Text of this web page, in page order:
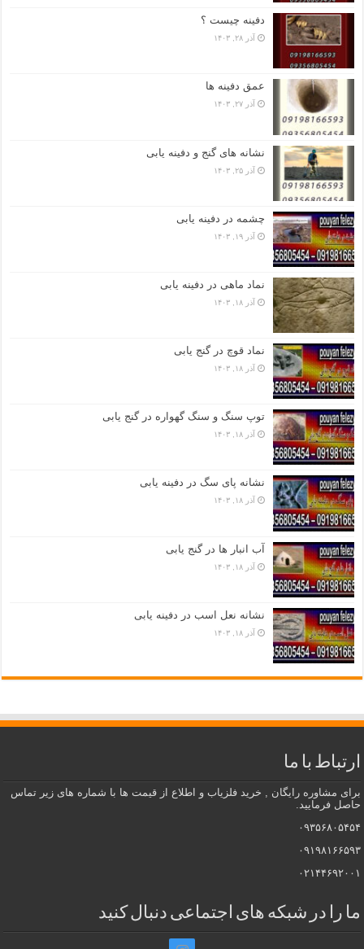
دفینه چیست ؟
آذر ۲۸, ۱۴۰۳
عمق دفینه ها
آذر ۲۷, ۱۴۰۳
نشانه های گنج و دفینه یابی
آذر ۲۵, ۱۴۰۳
چشمه در دفینه یابی
آذر ۱۹, ۱۴۰۳
نماد ماهی در دفینه یابی
آذر ۱۸, ۱۴۰۳
نماد قوچ در گنج یابی
آذر ۱۸, ۱۴۰۳
توپ سنگ و سنگ گهواره در گنج یابی
آذر ۱۸, ۱۴۰۳
نشانه پای سگ در دفینه یابی
آذر ۱۸, ۱۴۰۳
آب انبار ها در گنج یابی
آذر ۱۸, ۱۴۰۳
نشانه نعل اسب در دفینه یابی
آذر ۱۸, ۱۴۰۳
ارتباط با ما
برای مشاوره رایگان , خرید فلزیاب و اطلاع از قیمت ها با شماره های زیر تماس
حاصل فرمایید.
۰۹۳۵۶۸۰۵۴۵۴
۰۹۱۹۸۱۶۶۵۹۳
۰۲۱۴۴۶۹۲۰۰۱
ما را در شبکه های اجتماعی دنبال کنید